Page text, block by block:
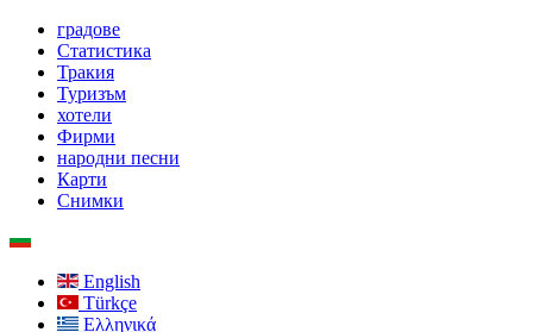
градове
Статистика
Тракия
Туризъм
хотели
Фирми
народни песни
Карти
Снимки
English
Türkçe
Ελληνικά